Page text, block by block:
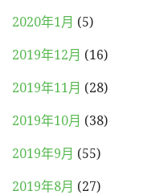
2020年1月 (5)
2019年12月 (16)
2019年11月 (28)
2019年10月 (38)
2019年9月 (55)
2019年8月 (27)